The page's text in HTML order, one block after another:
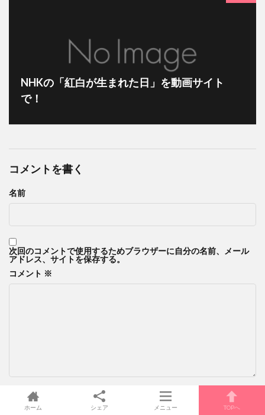
NHKの「紅白が生まれた日」を動画サイト
で！
コメントを書く
名前
次回のコメントで使用するためブラウザーに自分の名前、メール
アドレス、サイトを保存する。
コメント ※
ホーム シェア メニュー TOPへ